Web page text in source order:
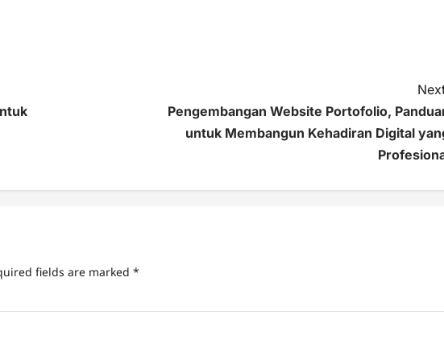
Pengembangan Website Portofolio,
untuk Membangun Kehadiran Digital
fields are marked *